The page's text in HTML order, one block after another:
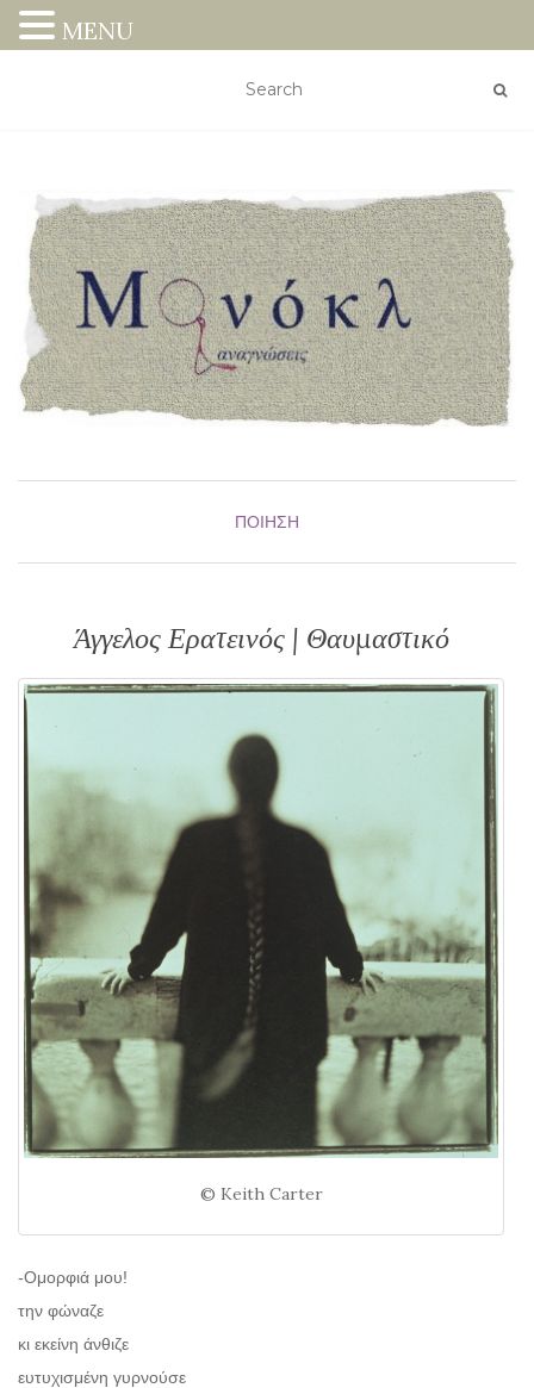
ΠΟΊΗΣΗ
Άγγελος Ερατεινός | Θαυμαστικό
© Keith Carter
-Ομορφιά μου!
την φώναζε
κι εκείνη άνθιζε
ευτυχισμένη γυρνούσε
MENU